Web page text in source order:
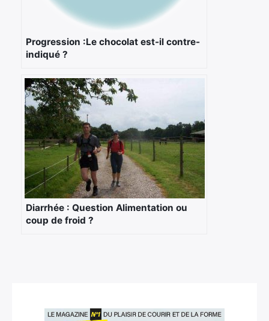
Progression :Le chocolat est-il contre-
indiqué ?
Diarrhée : Question Alimentation ou
coup de froid ?